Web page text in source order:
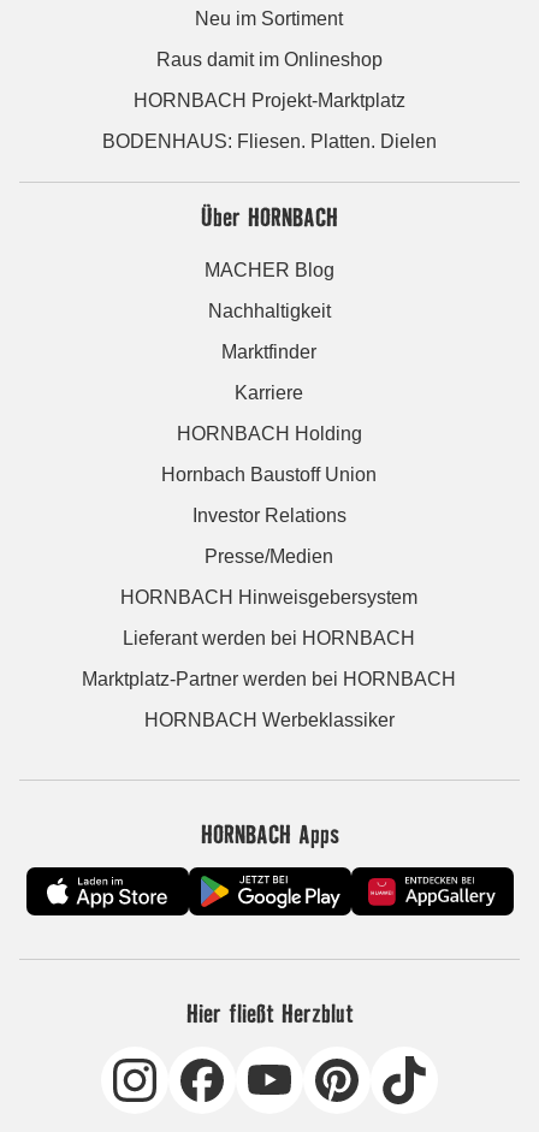
Neu im Sortiment
Raus damit im Onlineshop
HORNBACH Projekt-Marktplatz
BODENHAUS: Fliesen. Platten. Dielen
Über HORNBACH
MACHER Blog
Nachhaltigkeit
Marktfinder
Karriere
HORNBACH Holding
Hornbach Baustoff Union
Investor Relations
Presse/Medien
HORNBACH Hinweisgebersystem
Lieferant werden bei HORNBACH
Marktplatz-Partner werden bei HORNBACH
HORNBACH Werbeklassiker
HORNBACH Apps
Hier fließt Herzblut